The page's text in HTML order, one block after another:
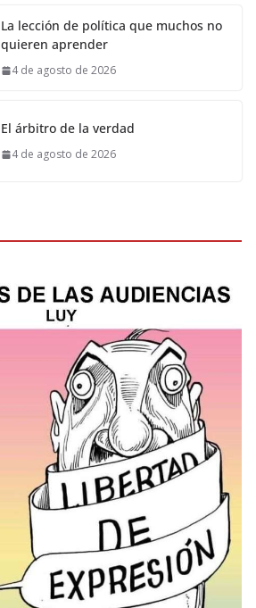
La lección de política que muchos no
quieren aprender
4 de agosto de 2026
El árbitro de la verdad
4 de agosto de 2026